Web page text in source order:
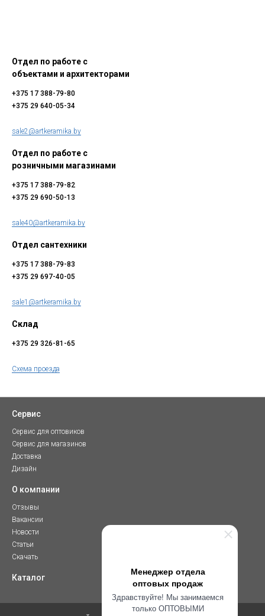
Менеджер отдела
оптовых продаж
Здравствуйте! Мы занимаемся
только ОПТОВЫМИ
Отдел по работе с
объектами и архитекторами
+375 17 388-79-80
+375 29 640-05-34
sale2@artkeramika.by
Отдел по работе с
розничными магазинами
+375 17 388-79-82
+375 29 690-50-13
sale40@artkeramika.by
Отдел сантехники
+375 17 388-79-83
+375 29 697-40-05
sale1@artkeramika.by
Склад
+375 29 326-81-65
Схема проезда
Сервис
Сервис для оптовиков
Сервис для магазинов
Доставка
Дизайн
О компании
Отзывы
Вакансии
Новости
Статьи
Скачать
Каталог